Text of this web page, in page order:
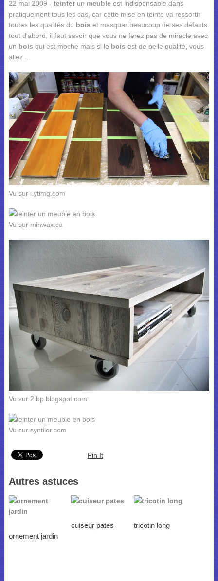
22 mai 2009 - teinterun meubleest indispensable dans
pratiquement tous les cas, car cette mise en teinte va ressortir
toutes les qualités du bois et masquer beaucoup de ses défauts.
tout d'abord, il faut savoir que vous ne ferez pas de miracle avec
un bois qui est moche mais si le bois est de belle qualité, vous
allez ...
Vu sur i.ytimg.com
Vu sur minwax.ca
Vu sur 2.bp.blogspot.com
Vu sur syntilor.com
Pin It
Autres astuces
ornement jardin
cuiseur pates tricotin long